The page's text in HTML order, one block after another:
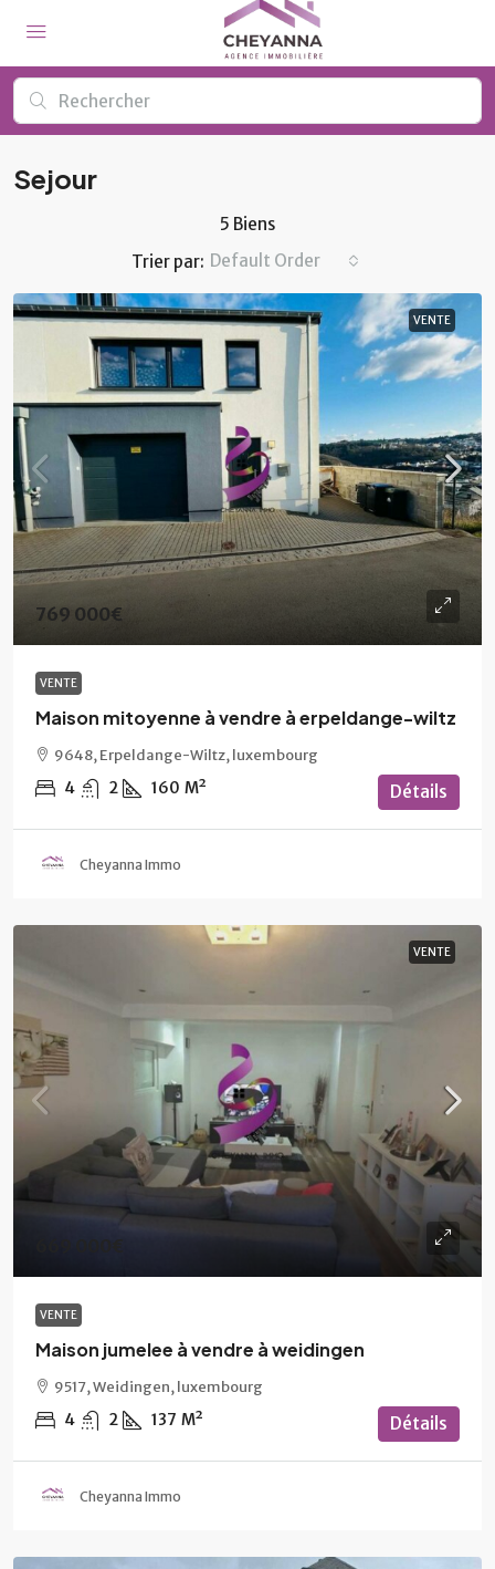
Sejour
5 Biens
Trier par: Default Order
VENTE
769 000€
VENTE
Maison mitoyenne à vendre à erpeldange-wiltz
9648, Erpeldange-Wiltz, luxembourg
4 2 160 M² Détails
Cheyanna Immo
VENTE
VENTE
Maison jumelee à vendre à weidingen
9517, Weidingen, luxembourg
4 2 137 M² Détails
Cheyanna Immo